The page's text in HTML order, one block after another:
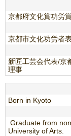
京都府文化賞功労
京都市文化功労者
新匠工芸会代表/京
理事
Born in Kyoto
Graduate from
University of Arts.